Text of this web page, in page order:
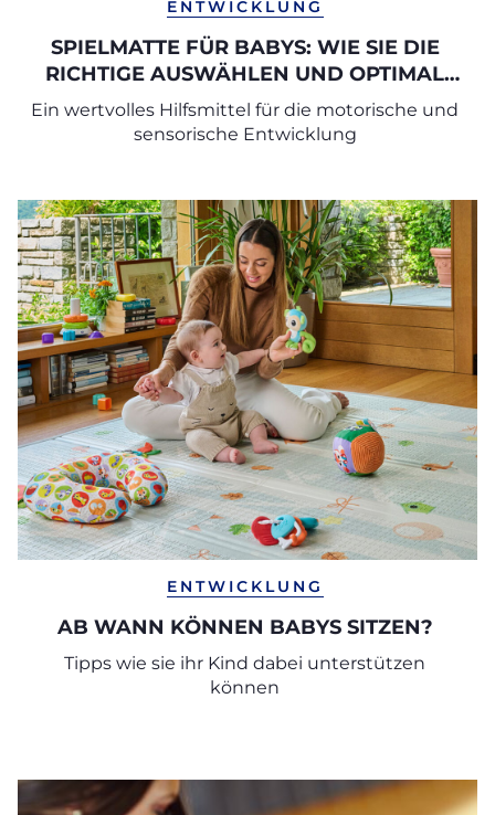
ENTWICKLUNG
SPIELMATTE FÜR BABYS: WIE SIE DIE
RICHTIGE AUSWÄHLEN UND OPTIMAL
NUTZEN
Ein wertvolles Hilfsmittel für die motorische und
sensorische Entwicklung
ENTWICKLUNG
AB WANN KÖNNEN BABYS SITZEN?
Tipps wie sie ihr Kind dabei unterstützen
können